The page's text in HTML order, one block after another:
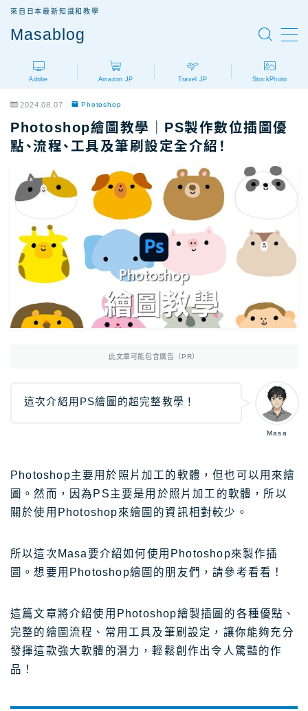
Masablog
來自日本最新知識和教學
AdobeCC｜學生優惠
AdobeCC｜企業版
Photoshop價格
Illustrator價格
Premiere價格
Acrobat Pro價格
Photoshop Photoshop教學
日亞｜最新優惠券
日亞｜Amazon Music
日本樂天｜最新優惠
日本轉運推薦Rakuten Global教學
日本租車｜8大租車網站比較
日本租車｜樂天租車 最便宜
日本租車｜ToCoo!租車網
日本租車｜日本高速公路攻略
Adobe Amazon JP Travel JP StockPhoto
2024.08.07 Photoshop
Photoshop繪圖教學｜PS製作數位插圖優
點、流程、工具及筆刷設定全介紹！
此文章可能包含廣告（PR）
Masa
這次介紹用PS繪圖的超完整教學！
Photoshop主要用於照片加工的軟體，但也可以用來繪
圖。然而，因為PS主要是用於照片加工的軟體，所以
關於使用Photoshop來繪圖的資訊相對較少。
所以這次Masa要介紹如何使用Photoshop來製作插
圖。想要用Photoshop繪圖的朋友們，請參考看看！
這篇文章將介紹使用Photoshop繪製插圖的各種優點、
完整的繪圖流程、常用工具及筆刷設定，讓你能夠充分
發揮這款強大軟體的潛力，輕鬆創作出令人驚豔的作
品！